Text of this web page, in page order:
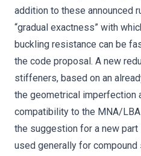
addition to these announced
“gradual exactness” with
buckling resistance can be
the code proposal. A new
stiffeners, based on an
the geometrical imperfection
compatibility to the MNA/
the suggestion for a new
used generally for